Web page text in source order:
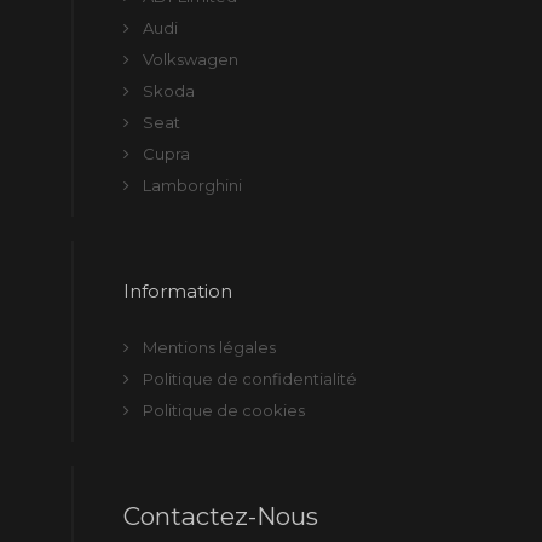
Audi
Volkswagen
Skoda
Seat
Cupra
Lamborghini
Information
Mentions légales
Politique de confidentialité
Politique de cookies
Contactez-Nous